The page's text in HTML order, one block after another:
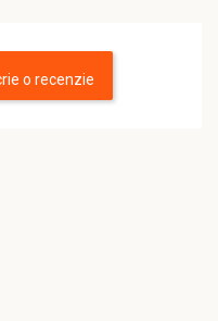
o recenzie